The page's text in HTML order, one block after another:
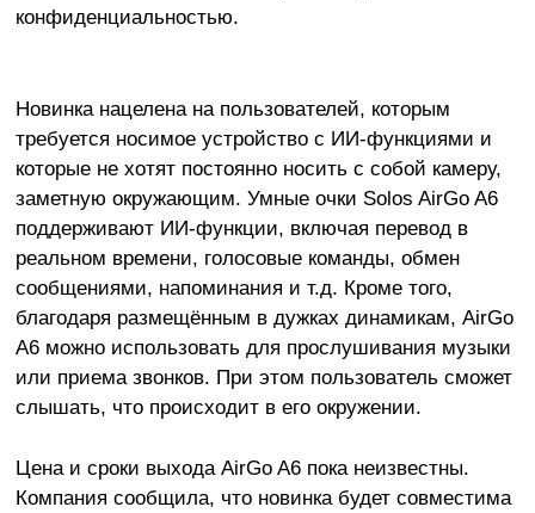
конфиденциальностью.
Новинка нацелена на пользователей, которым
требуется носимое устройство с ИИ-функциями и
которые не хотят постоянно носить с собой камеру,
заметную окружающим. Умные очки Solos AirGo A6
поддерживают ИИ-функции, включая перевод в
реальном времени, голосовые команды, обмен
сообщениями, напоминания и т.д. Кроме того,
благодаря размещённым в дужках динамикам, AirGo
A6 можно использовать для прослушивания музыки
или приема звонков. При этом пользователь сможет
слышать, что происходит в его окружении.
Цена и сроки выхода AirGo A6 пока неизвестны.
Компания сообщила, что новинка будет совместима